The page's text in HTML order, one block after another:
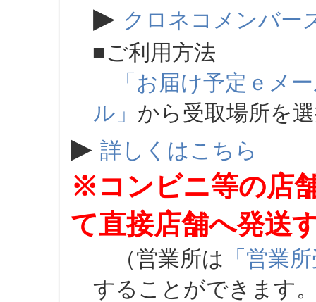
▶ クロネコメンバー
■ご利用方法
「お届け予定ｅメ
ル」 から受取場所を
▶ 詳しくはこちら
※コンビニ等の店
て直接店舗へ発送
（営業所は 「営業
することができます